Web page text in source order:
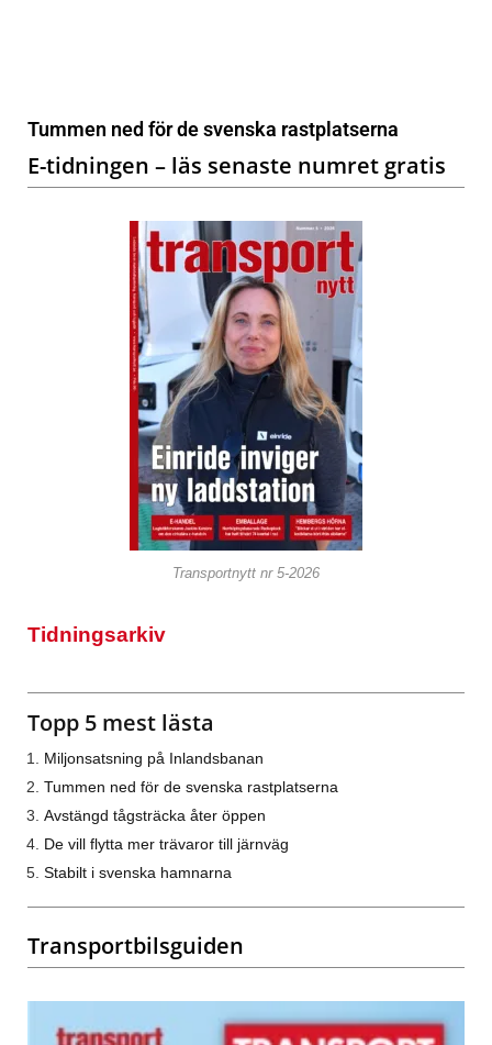
Tummen ned för de svenska rastplatserna
E-tidningen – läs senaste numret gratis
Transportnytt nr 5-2026
Tidningsarkiv
Topp 5 mest lästa
Miljonsatsning på Inlandsbanan
Tummen ned för de svenska rastplatserna
Avstängd tågsträcka åter öppen
De vill flytta mer trävaror till järnväg
Stabilt i svenska hamnarna
Transportbilsguiden